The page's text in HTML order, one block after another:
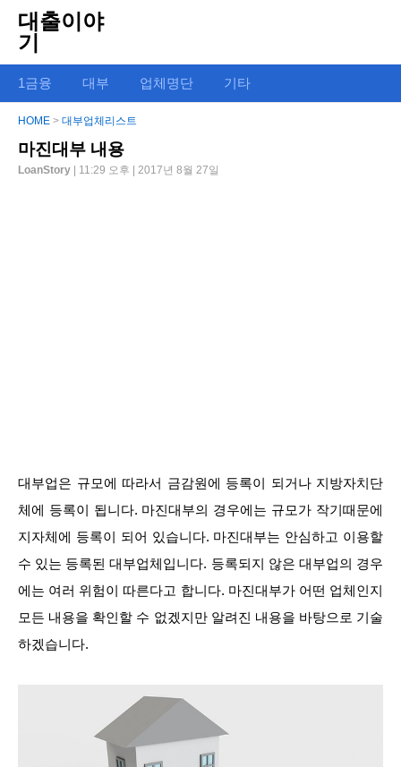
대출이야
기
1금융 대부 업체명단 기타
HOME > 대부업체리스트
마진대부 내용
LoanStory | 11:29 오후 | 2017년 8월 27일
대부업은 규모에 따라서 금감원에 등록이 되거나 지방자치단
체에 등록이 됩니다. 마진대부의 경우에는 규모가 작기때문에
지자체에 등록이 되어 있습니다. 마진대부는 안심하고 이용할
수 있는 등록된 대부업체입니다. 등록되지 않은 대부업의 경우
에는 여러 위험이 따른다고 합니다. 마진대부가 어떤 업체인지
모든 내용을 확인할 수 없겠지만 알려진 내용을 바탕으로 기술
하겠습니다.